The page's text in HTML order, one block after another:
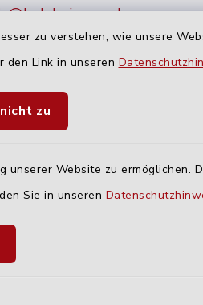
zu verstehen, wie unsere
Link in unseren
zu
Website zu ermöglichen.
Sie in unseren
nu.de
Neu-Ulm